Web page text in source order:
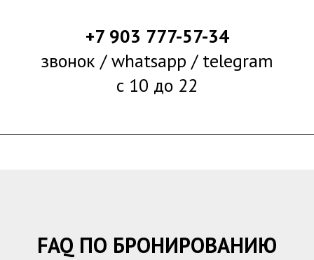
+7 903 777-57-34
звонок / whatsapp / telegram
с 10 до 22
FAQ ПО БРОНИРОВАНИЮ